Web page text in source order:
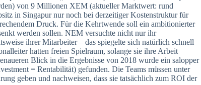
von 9 Millionen XEM (aktueller Marktwert: rund
in Singapur nur noch bei derzeitiger Kostenstruktur für
Druck. Für die Kehrtwende soll ein ambitionierter
werden sollen. NEM versuchte nicht nur ihr
ihrer Mitarbeiter – das spiegelte sich natürlich schnell
hatten freien Spielraum, solange sie ihre Arbeit
Blick in die Ergebnisse von 2018 wurde ein salopper
= Rentabilität) gefunden. Die Teams müssen unter
geben und nachweisen, dass sie tatsächlich zum ROI der